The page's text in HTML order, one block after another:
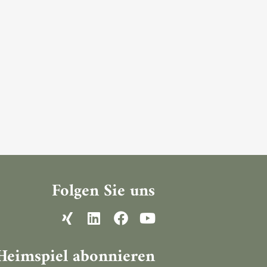
Folgen Sie uns
abonnieren